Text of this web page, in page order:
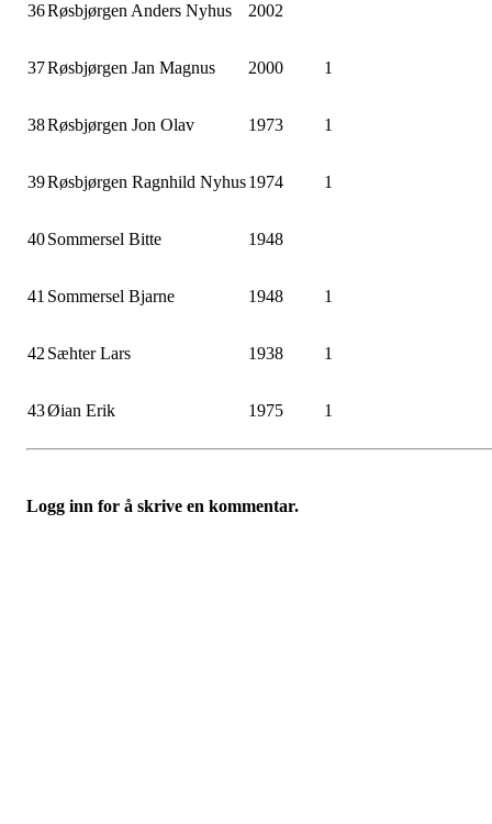
36Røsbjørgen Anders Nyhus 2002
37Røsbjørgen Jan Magnus 2000 1
38Røsbjørgen Jon Olav 1973 1
39Røsbjørgen Ragnhild Nyhus1974 1
40Sommersel Bitte 1948
41 Sommersel Bjarne 1948 1
42Sæhter Lars 1938 1
43Øian Erik 1975 1
Logg inn for å skrive en kommentar.